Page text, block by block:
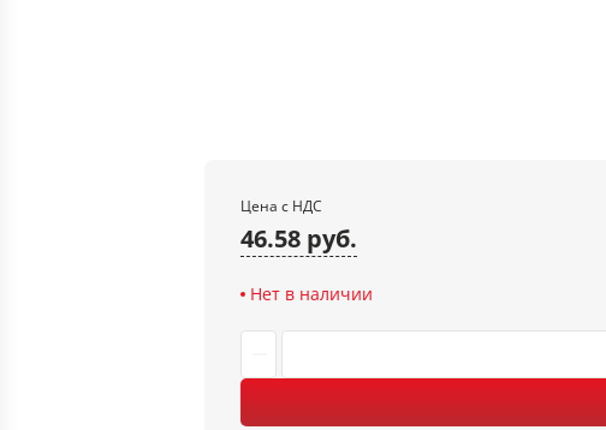
Цена с НДС
46.58 руб.
Нет в наличии